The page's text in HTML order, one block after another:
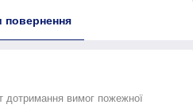
повернення
дотримання вимог пожежної